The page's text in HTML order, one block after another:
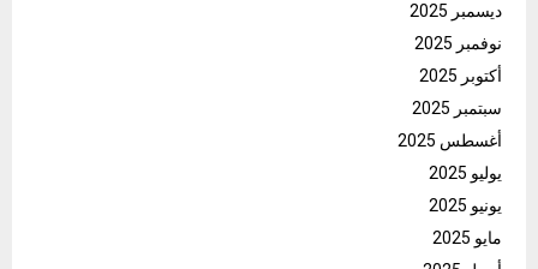
ديسمبر 2025
نوفمبر 2025
أكتوبر 2025
سبتمبر 2025
أغسطس 2025
يوليو 2025
يونيو 2025
مايو 2025